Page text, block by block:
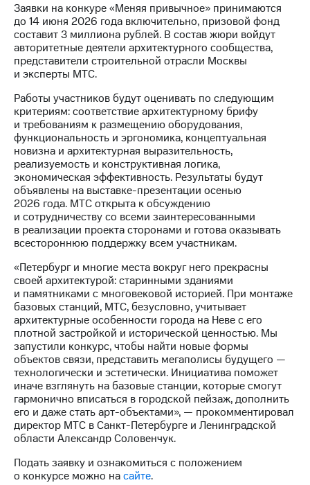
Корпоративный
секретарь
Раскрытие
информации
Информация
акционерам
Документы
ПАО
"МТС"
Собрания
акционеров
Личный
кабинет
акционера
Акционерный
капитал
Контроль
и
аудит
Рынок
акций
Описание
Программа
приобретения
Порядок
выкупа
акций
Дивиденды
Рынок
облигаций
Описание
Еврооблигации-2023
Уведомление
о
Заявки на конкуре «Меняя привычное» принимаются
до 14 июня 2026 года включительно, призовой фонд
составит 3 миллиона рублей. В состав жюри войдут
авторитетные деятели архитектурного сообщества,
представители строительной отрасли Москвы
и эксперты МТС.
Работы участников будут оценивать по следующим
критериям: соответствие архитектурному брифу
и требованиям к размещению оборудования,
функциональность и эргономика, концептуальная
новизна и архитектурная выразительность,
реализуемость и конструктивная логика,
экономическая эффективность. Результаты будут
объявлены на выставке-презентации осенью
2026 года. МТС открыта к обсуждению
и сотрудничеству со всеми заинтересованными
в реализации проекта сторонами и готова оказывать
всестороннюю поддержку всем участникам.
«Петербург и многие места вокруг него прекрасны
своей архитектурой: старинными зданиями
и памятниками с многовековой историей. При монтаже
базовых станций, МТС, безусловно, учитывает
архитектурные особенности города на Неве с его
плотной застройкой и исторической ценностью. Мы
запустили конкурс, чтобы найти новые формы
объектов связи, представить мегаполисы будущего —
технологически и эстетически. Инициатива поможет
иначе взглянуть на базовые станции, которые смогут
гармонично вписаться в городской пейзаж, дополнить
его и даже стать арт-объектами», — прокомментировал
директор МТС в Санкт-Петербурге и Ленинградской
области Александр Соловенчук.
Подать заявку и ознакомиться с положением
о конкурсе можно насайте.